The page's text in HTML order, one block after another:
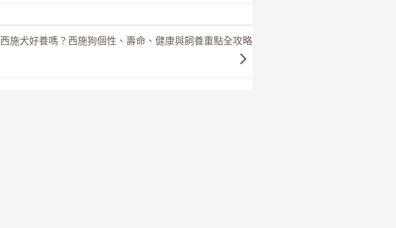
西施犬好養嗎？西施狗個性、壽命、健康與飼養重點全攻略